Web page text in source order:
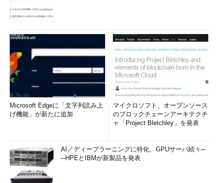
Microsoft Edgeに「文字列読み上
げ機能」が新たに追加
マイクロソフト、オープンソース
のブロックチェーンアーキテクチ
ャ「Project Bletchley」を発表
AI／ディープラーニングに特化、GPUサーバ続々─
─HPEとIBMが新製品を発表